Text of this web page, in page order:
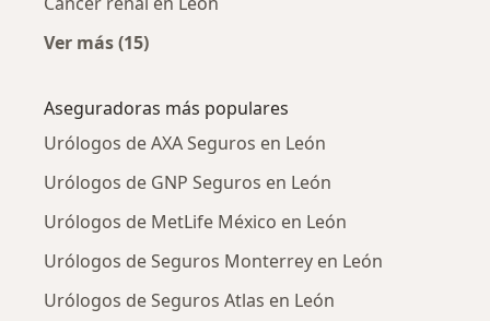
Ver más (15)
Aseguradoras más populares
Urólogos de AXA Seguros en León
Urólogos de GNP Seguros en León
Urólogos de MetLife México en León
Urólogos de Seguros Monterrey en León
Urólogos de Seguros Atlas en León